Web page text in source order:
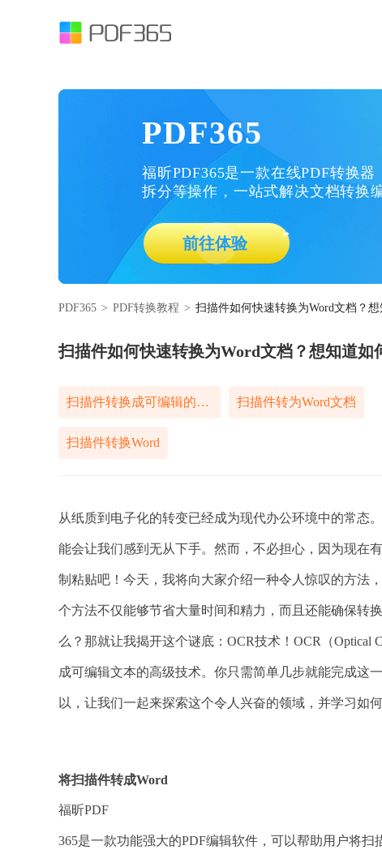
PDF365
福昕PDF365是一款在线PDF转换器
拆分等操作，一站式解决文档转换
前往体验
PDF365 > PDF转换教程 > 扫描件如何快速转换为Word文档？
扫描件如何快速转换为Word文档？想知道
扫描件转换成可编辑的Word 扫描件转为Word文档
扫描件转换Word
从纸质到电子化的转变已经成为现代办公环境中的常态
能会让我们感到无从下手。然而，不必担心，因为现在
制粘贴吧！今天，我将向大家介绍一种令人惊叹的方法
个方法不仅能够节省大量时间和精力，而且还能确保转
么？那就让我揭开这个谜底：OCR技术！OCR（Optical
成可编辑文本的高级技术。你只需简单几步就能完成这
以，让我们一起来探索这个令人兴奋的领域，并学习如
将扫描件转成Word
福昕PDF
365是一款功能强大的PDF编辑软件，可以帮助用户将